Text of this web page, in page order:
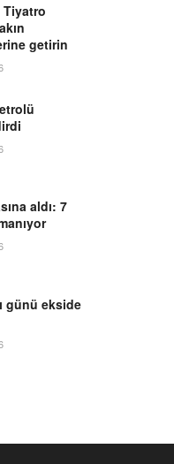
Tiyatro
getirin
aldı: 7
günü ekside